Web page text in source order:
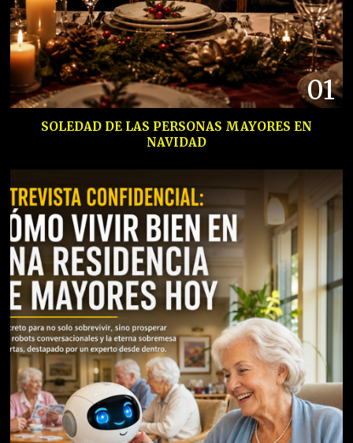
01
SOLEDAD DE LAS PERSONAS MAYORES EN
NAVIDAD